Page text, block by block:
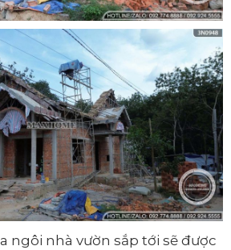
ngôi nhà vườn sắp tới sẽ được